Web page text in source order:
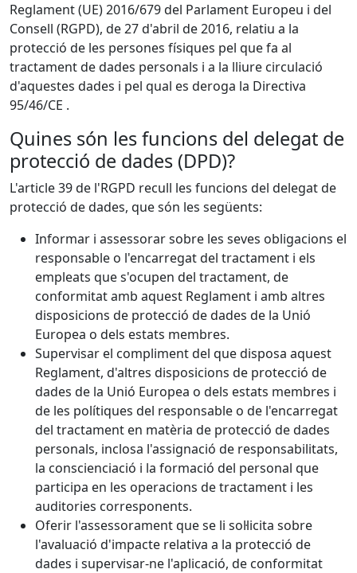
Reglament (UE) 2016/679 del Parlament Europeu i del
Consell (RGPD), de 27 d'abril de 2016, relatiu a la
protecció de les persones físiques pel que fa al
tractament de dades personals i a la lliure circulació
d'aquestes dades i pel qual es deroga la Directiva
95/46/CE .
Quines són les funcions del delegat de
protecció de dades (DPD)?
L'article 39 de l'RGPD recull les funcions del delegat de
protecció de dades, que són les següents:
Informar i assessorar sobre les seves obligacions el
responsable o l'encarregat del tractament i els
empleats que s'ocupen del tractament, de
conformitat amb aquest Reglament i amb altres
disposicions de protecció de dades de la Unió
Europea o dels estats membres.
Supervisar el compliment del que disposa aquest
Reglament, d'altres disposicions de protecció de
dades de la Unió Europea o dels estats membres i
de les polítiques del responsable o de l'encarregat
del tractament en matèria de protecció de dades
personals, inclosa l'assignació de responsabilitats,
la conscienciació i la formació del personal que
participa en les operacions de tractament i les
auditories corresponents.
Oferir l'assessorament que se li sol·licita sobre
l'avaluació d'impacte relativa a la protecció de
dades i supervisar-ne l'aplicació, de conformitat